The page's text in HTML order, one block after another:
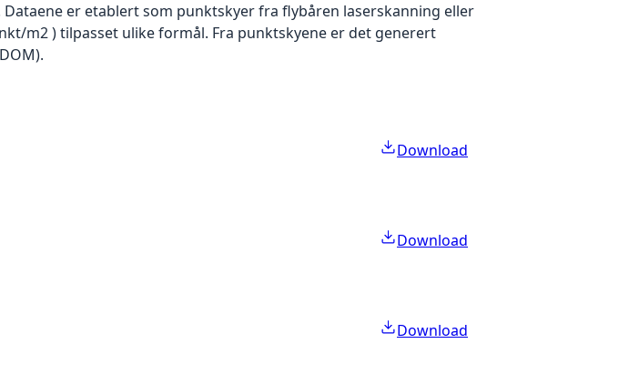
er etablert som punktskyer fra flybåren laserskanning eller
m2 ) tilpasset ulike formål. Fra punktskyene er det generert
Download
Download
Download